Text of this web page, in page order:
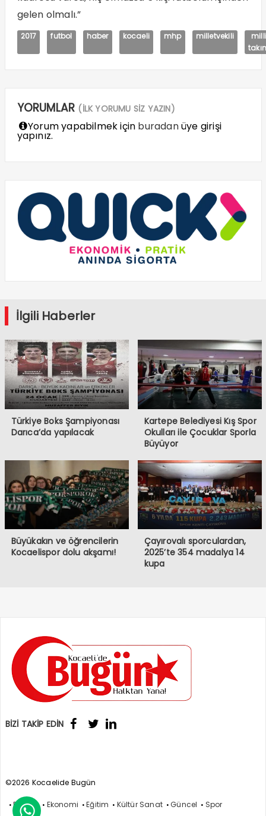
gelen olmalı.”
2017 futbol haber kocaeli mhp milletvekili
milli
YORUMLAR (İLK YORUMU SİZ YAZIN)
Yorum yapabilmek için buradanüye girişi
yapınız.
İlgili Haberler
Türkiye Boks Şampiyonası
Darıca’da yapılacak
Kartepe Belediyesi Kış Spor
Okulları ile Çocuklar Sporla
Büyüyor
Büyükakın ve öğrencilerin
Kocaelispor dolu akşamı!
Çayırovalı sporculardan,
2025’te 354 madalya 14
kupa
BİZİ TAKİP EDİN
©2026 Kocaelide Bugün
Politika Ekonomi Eğitim Kültür Sanat Güncel Spor
